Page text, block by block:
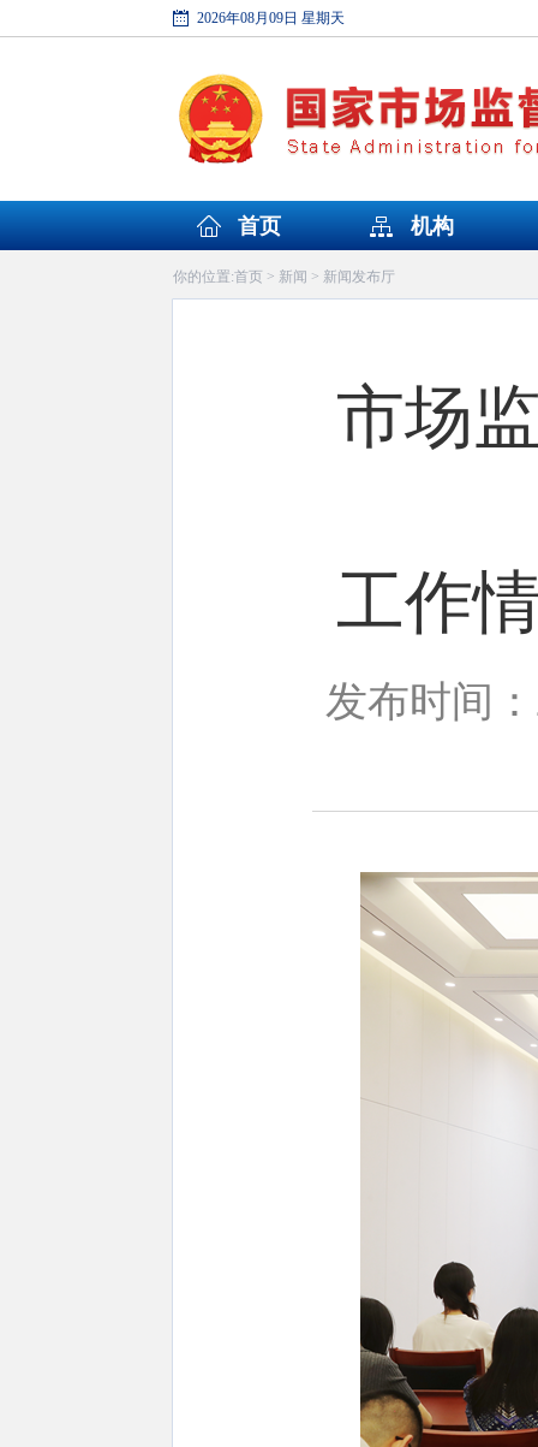
2026年08月09日 星期天
首页 机构
你的位置:首页> 新闻 > 新闻发布厅
市场
工作
发布时间